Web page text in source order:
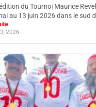
du Tournoi Maurice
au 13 juin 2026 dans le sud
2026